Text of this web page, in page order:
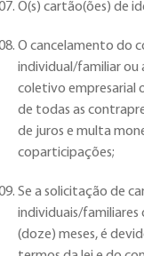
O(s) cartão(ões) de
O cancelamento do
individual/familiar ou
coletivo empresarial
de todas as
de juros e multa
coparticipações;
Se a solicitação de
individuais/familiares
(doze) meses, é